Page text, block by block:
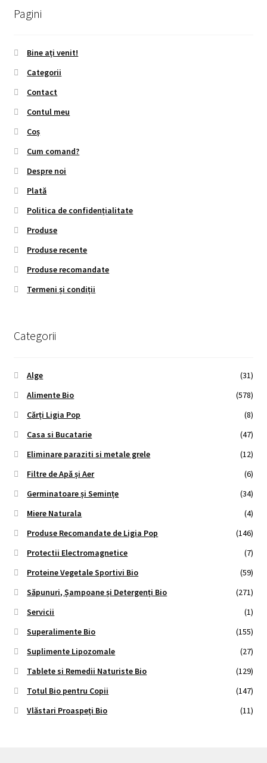
Pagini
Bine ați venit!
Categorii
Contact
Contul meu
Coș
Cum comand?
Despre noi
Plată
Politica de confidențialitate
Produse
Produse recente
Produse recomandate
Termeni și condiții
Categorii
Alge
(31)
Alimente Bio
(578)
Cărți Ligia Pop
(8)
Casa si Bucatarie
(47)
Eliminare paraziti si metale grele
(12)
Filtre de Apă și Aer
(6)
Germinatoare și Semințe
(34)
Miere Naturala
(4)
Produse Recomandate de Ligia Pop
(146)
Protectii Electromagnetice
(7)
Proteine Vegetale Sportivi Bio
(59)
Săpunuri, Șampoane și Detergenți Bio
(271)
Servicii
(1)
Superalimente Bio
(155)
Suplimente Lipozomale
(27)
Tablete si Remedii Naturiste Bio
(129)
Totul Bio pentru Copii
(147)
Vlăstari Proaspeți Bio
(11)